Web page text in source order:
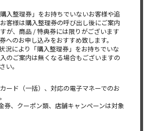
入整理券」をお持ちでいないお客様や追
客様は購入整理券の呼び出し後にご案内
が、商品 / 特典券には限りがございます
へのお申し込みをおすすめ致します。
況により「購入整理券」をお持ちでいな
のご案内は無くなる場合もございますの
い。
ード（一括）、対応の電子マネーでのお
券、クーポン類、店舗キャンペーンは対象